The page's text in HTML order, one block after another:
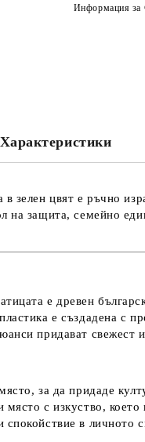
Информация за
Характеристики
в зелен цвят е ръчно
на защита, семейно
е древен
е създадена с
придават свежест
за да придаде
място с изкуство,
в личното